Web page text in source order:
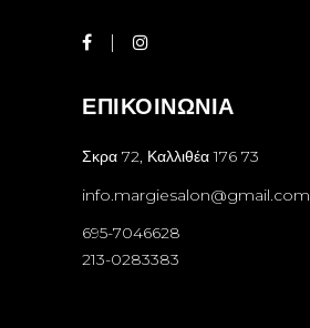
ΕΠΙΚΟΙΝΩΝΙΑ
Σκρα 72, Καλλιθέα 176 73
info.margiesalon@gmail.com
695-7046628
213-0283383